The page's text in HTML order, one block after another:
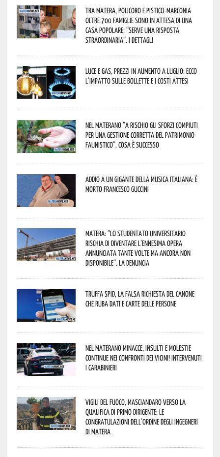
Tra Matera, Policoro e Pisticci-Marconia
oltre 700 famiglie sono in attesa di una
casa popolare: “serve una risposta
straordinaria”. I dettagli
Luce e gas, prezzi in aumento a luglio: ecco
l’impatto sulle bollette e i costi attesi
Nel materano “a rischio gli sforzi compiuti
per una gestione corretta del patrimonio
faunistico”. Cosa è successo
Addio a un gigante della musica italiana: è
morto Francesco Guccini
Matera: “Lo studentato universitario
rischia di diventare l’ennesima opera
annunciata tante volte ma ancora non
disponibile”. La denuncia
Truffa Spid, la falsa richiesta del canone
che ruba dati e carte delle persone
Nel materano minacce, insulti e molestie
continue nei confronti dei vicini! Intervenuti
i Carabinieri
Vigili del Fuoco, Masciandaro verso la
qualifica di Primo Dirigente: le
congratulazioni dell’Ordine degli Ingegneri
di Matera